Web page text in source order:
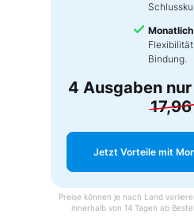
Bindung.
4 Ausgaben nur
Jetzt Vorteile mit
Preise können je nach Land
innerhalb von 14 Tagen ab